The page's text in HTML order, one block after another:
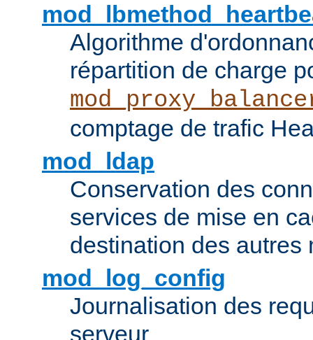
Algorithme
répartition de charge
comptage de trafic
mod_ldap
Conservation des
services de mise en
destination des autres
mod_log_config
Journalisation des
serveur